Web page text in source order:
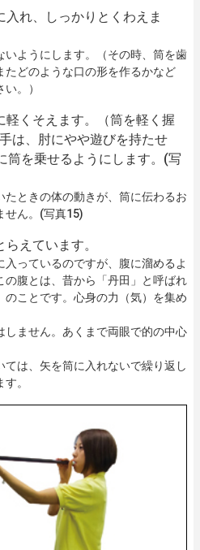
れ、しっかりとくわえま
いようにします。（その時、筒を歯
たどのような口の形を作るかなど
。）
軽くそえます。（筒を軽く握
は、肘にやや遊びを持たせ
筒を乗せるようにします。(写
たときの体の動きが、筒に伝わるお
せん。(写真15)
えています。
入っているのですが、腹に溜めるよ
の腹とは、昔から「丹田」と呼ばれ
のことです。心身の力（気）を集め
しません。あくまで両眼で的の中心
ては、矢を筒に入れないで繰り返し
。